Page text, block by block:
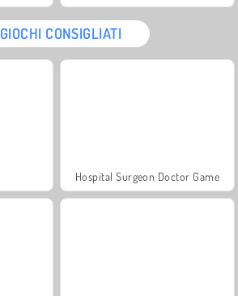
GIOCHI CONSIGLIATI
Hospital Surgeon Doctor Game